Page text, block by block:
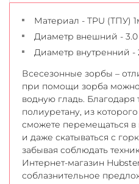
Материал - TPU (ТПУ)
Диаметр внешний -
Диаметр внутренний -
Всесезонные зорбы –
при помощи зорба можно
водную гладь.
полиуретану, из
сможете перемещаться в
и даже скатываться с
забывая соблюдать
Интернет-магазин
соблазнительное